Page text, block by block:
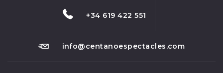
+34 619 422 551
info@centanoespectacles.com